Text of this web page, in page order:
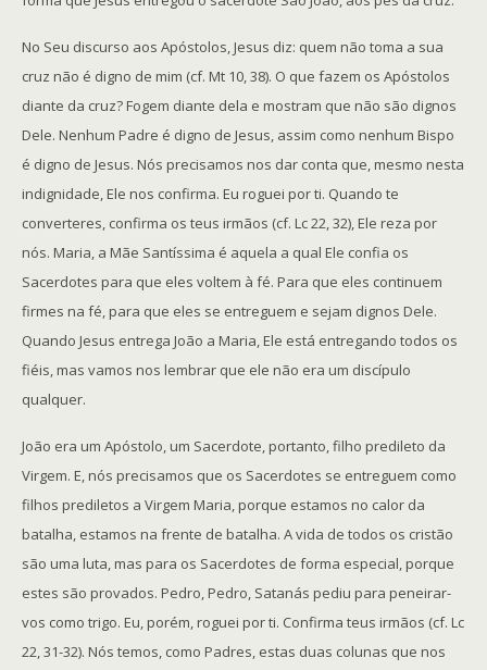
No Seu discurso aos Apóstolos, Jesus diz: quem não toma a sua
cruz não é digno de mim (cf. Mt 10, 38). O que fazem os Apóstolos
diante da cruz? Fogem diante dela e mostram que não são dignos
Dele. Nenhum Padre é digno de Jesus, assim como nenhum Bispo
é digno de Jesus. Nós precisamos nos dar conta que, mesmo nesta
indignidade, Ele nos confirma. Eu roguei por ti. Quando te
converteres, confirma os teus irmãos (cf. Lc 22, 32), Ele reza por
nós. Maria, a Mãe Santíssima é aquela a qual Ele confia os
Sacerdotes para que eles voltem à fé. Para que eles continuem
firmes na fé, para que eles se entreguem e sejam dignos Dele.
Quando Jesus entrega João a Maria, Ele está entregando todos os
fiéis, mas vamos nos lembrar que ele não era um discípulo
qualquer.
João era um Apóstolo, um Sacerdote, portanto, filho predileto da
Virgem. E, nós precisamos que os Sacerdotes se entreguem como
filhos prediletos a Virgem Maria, porque estamos no calor da
batalha, estamos na frente de batalha. A vida de todos os cristão
são uma luta, mas para os Sacerdotes de forma especial, porque
estes são provados. Pedro, Pedro, Satanás pediu para peneirar-
vos como trigo. Eu, porém, roguei por ti. Confirma teus irmãos (cf. Lc
22, 31-32). Nós temos, como Padres, estas duas colunas que nos